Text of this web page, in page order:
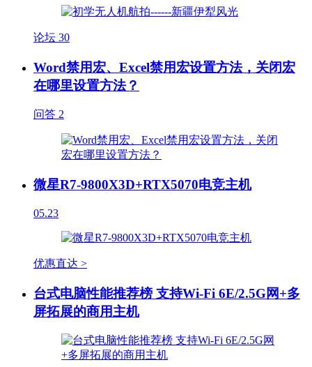
论坛 30
Word禁用宏、Excel禁用宏设置方法，关闭宏
在哪里设置方法？
问答 2
微星R7-9800X3D+RTX5070电竞主机
05.23
优惠直达 >
台式电脑性能推荐榜 支持Wi-Fi 6E/2.5G网+多
屏拓展的商用主机